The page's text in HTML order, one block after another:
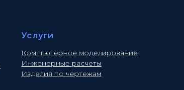
Услуги
Компьютерное моделирование
Инженерные расчеты
Изделия по чертежам